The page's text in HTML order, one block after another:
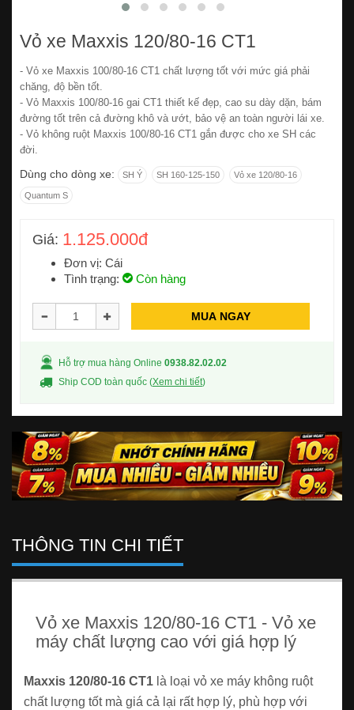
Vỏ xe Maxxis 120/80-16 CT1
- Vỏ xe Maxxis 100/80-16 CT1 chất lượng tốt với mức giá phải
chăng, độ bền tốt.
- Vỏ Maxxis 100/80-16 gai CT1 thiết kế đẹp, cao su dày dặn, bám
đường tốt trên cả đường khô và ướt, bảo vệ an toàn người lái xe.
- Vỏ không ruột Maxxis 100/80-16 CT1 gắn được cho xe SH các
đời.
Dùng cho dòng xe: SH Ý SH 160-125-150 Vỏ xe 120/80-16
Quantum S
Giá: 1.125.000đ
Đơn vị: Cái
Tình trạng:
Còn hàng
MUA NGAY
Hỗ trợ mua hàng Online 0938.82.02.02
Ship COD toàn quốc (Xem chi tiết)
THÔNG TIN CHI TIẾT
Vỏ xe Maxxis 120/80-16 CT1 - Vỏ xe
máy chất lượng cao với giá hợp lý
Maxxis 120/80-16 CT1 là loại vỏ xe máy không ruột
chất lượng tốt mà giá cả lại rất hợp lý, phù hợp với